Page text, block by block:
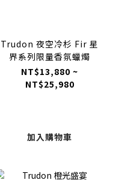
Trudon 夜空冷杉 Fir 星
界系列限量香氛蠟燭
NT$13,880 ~
NT$25,980
加入購物車